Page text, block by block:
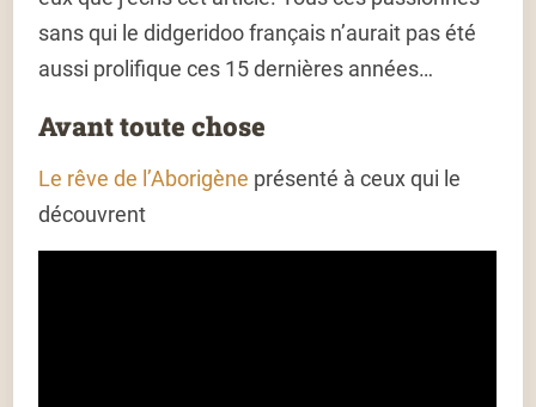
sans qui le didgeridoo français n’aurait pas été
aussi prolifique ces 15 dernières années…
Avant toute chose
Le rêve de l’Aborigène présenté à ceux qui le
découvrent